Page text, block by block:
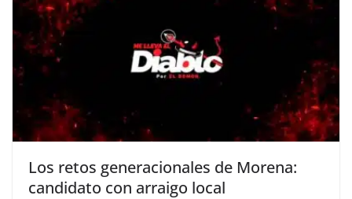
Los retos generacionales de Morena:
candidato con arraigo local